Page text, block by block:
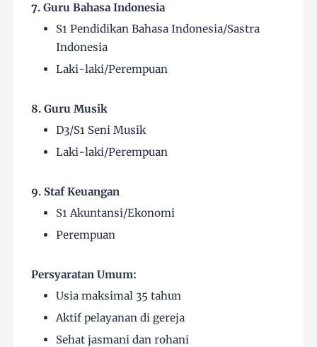
7. Guru Bahasa Indonesia
S1 Pendidikan Bahasa Indonesia/Sastra
Indonesia
Laki-laki/Perempuan
8. Guru Musik
D3/S1 Seni Musik
Laki-laki/Perempuan
9. Staf Keuangan
S1 Akuntansi/Ekonomi
Perempuan
Persyaratan Umum:
Usia maksimal 35 tahun
Aktif pelayanan di gereja
Sehat jasmani dan rohani